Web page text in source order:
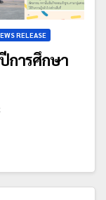
RELEASE
การศึกษา